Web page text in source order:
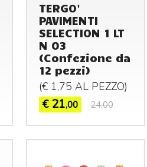
TERGO'
PAVIMENTI
SELECTION 1 LT
N 03
(Confezione da
12 pezzi)
(€ 1,75 AL PEZZO)
€ 21,00 24,00